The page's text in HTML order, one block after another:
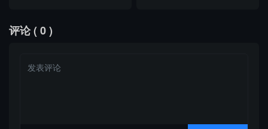
Ollama 步骤 2：下载并运行
DeepSeek 模型 步骤 3&#...
评论( 0 )